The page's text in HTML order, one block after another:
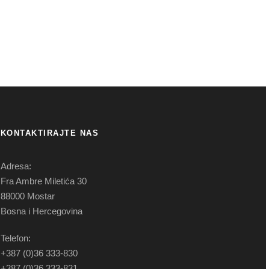
KONTAKTIRAJTE NAS
Adresa:
Fra Ambre Miletića 30
88000 Mostar
Bosna i Hercegovina
Telefon:
+387 (0)36 333-830